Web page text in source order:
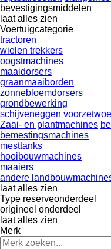
bevestigingsmiddelen
laat alles zien
Voertuigcategorie
tractoren
wielen trekkers
oogstmachines
maaidorsers
graanmaaiborden
zonnebloemdorsers
grondbewerking
schijveneggen
Zaai- en plantmachines
bemestingsmachines
mesttanks
hooibouwmachines
maaiers
andere
laat alles zien
Type reserveonderdeel
origineel onderdeel
laat alles zien
Merk